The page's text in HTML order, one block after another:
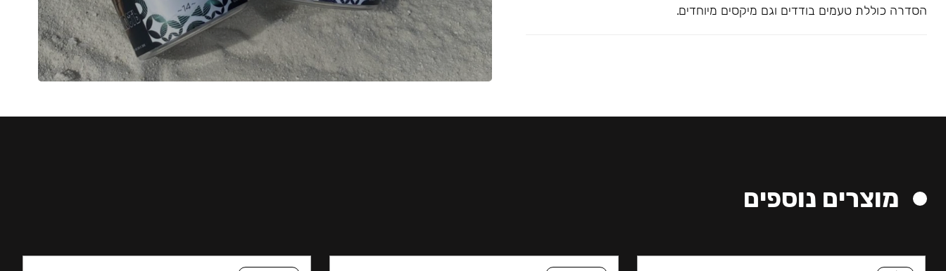
הסדרה כוללת טעמים בודדים וגם מיקסים מיוחדים.
מוצרים נוספים